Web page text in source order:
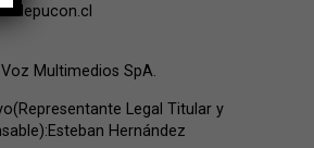
Multimedios SpA.
Legal Titular y
Hernández